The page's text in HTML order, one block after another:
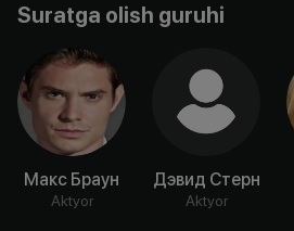
Suratga olish guruhi
Макс Браун
Aktyor
Дэвид Стерн
Aktyor